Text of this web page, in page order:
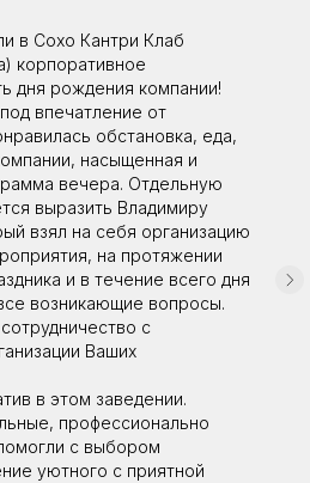
в Сохо Кантри Клаб
корпоративное
дня рождения компании!
впечатление от
обстановка, еда,
насыщенная и
вечера. Отдельную
выразить Владимиру
взял на себя организацию
на протяжении
и в течение всего дня
возникающие вопросы.
с
Ваших
в этом заведении.
профессионально
с выбором
уютного с приятной